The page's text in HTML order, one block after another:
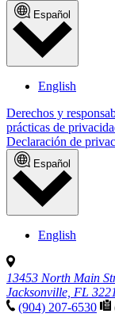
Español
English
Derechos y
prácticas de
Declaración de
Español
English
13453 North Main
Jacksonville, FL
(904) 207-6530